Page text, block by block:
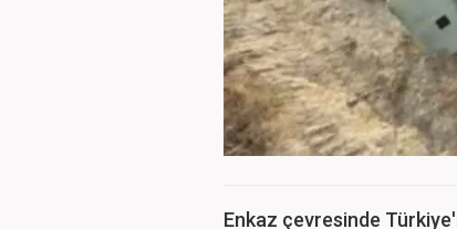
Enkaz çevresinde